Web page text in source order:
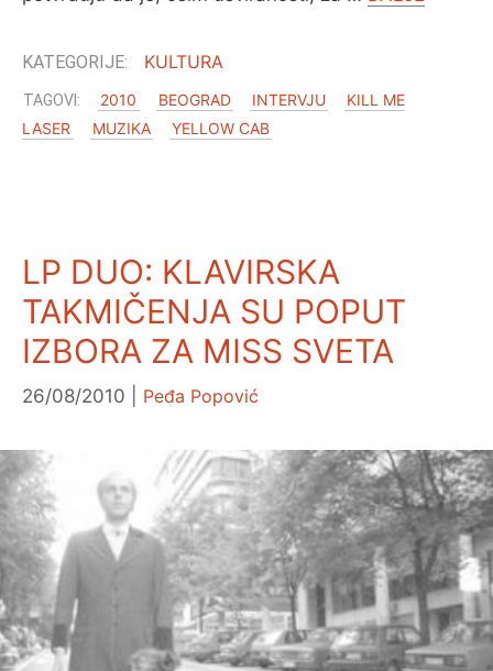
KULTURA
2010 BEOGRAD INTERVJU
KILL ME
LASER
MUZIKA YELLOW CAB
LP DUO: KLAVIRSKA
TAKMIČENJA SU POPUT
IZBORA ZA MISS SVETA
26/08/2010 Peđa Popović